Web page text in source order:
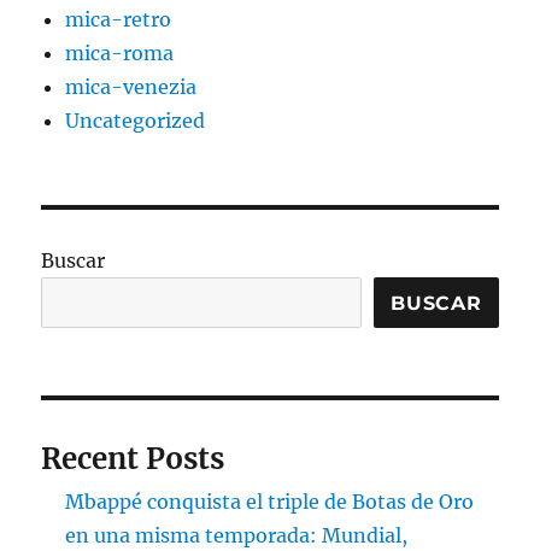
mica-retro
mica-roma
mica-venezia
Uncategorized
Buscar
BUSCAR
Recent Posts
Mbappé conquista el triple de Botas de Oro
en una misma temporada: Mundial,